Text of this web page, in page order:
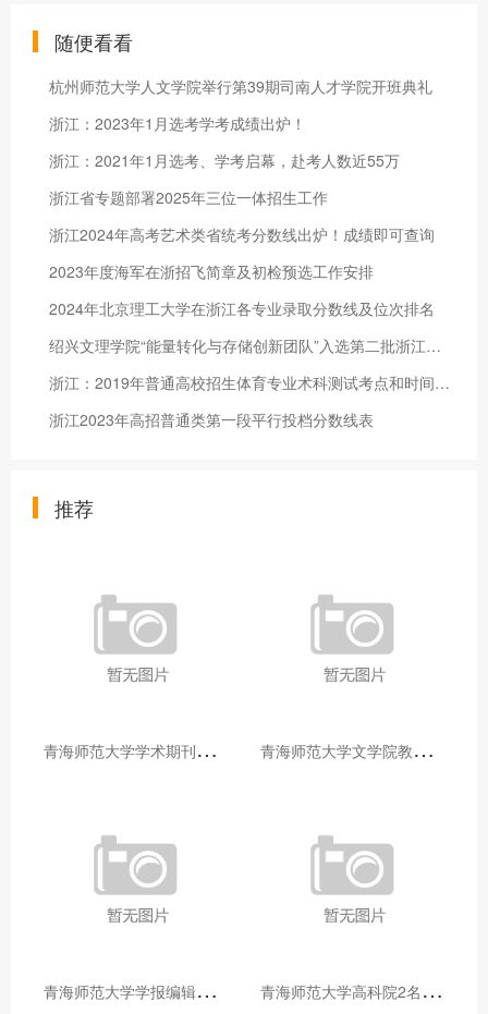
随便看看
杭州师范大学人文学院举行第39期司南人才学院开班典礼
浙江：2023年1月选考学考成绩出炉！
浙江：2021年1月选考、学考启幕，赴考人数近55万
浙江省专题部署2025年三位一体招生工作
浙江2024年高考艺术类省统考分数线出炉！成绩即可查询
2023年度海军在浙招飞简章及初检预选工作安排
2024年北京理工大学在浙江各专业录取分数线及位次排名
绍兴文理学院“能量转化与存储创新团队”入选第二批浙江省高校高
浙江：2019年普通高校招生体育专业术科测试考点和时间安排
浙江2023年高招普通类第一段平行投档分数线表
推荐
青
海师范大学学术期刊两个专栏入选2025年青海省期刊重点专栏 青
海师范大学文学院教师赴山东省相关高校和学术机构交流学习
青
海师范大学学报编辑部赴大通县城关镇上毛佰胜村开展帮扶慰问活动 青
海师范大学高科院2名专家当选中国科学院院士